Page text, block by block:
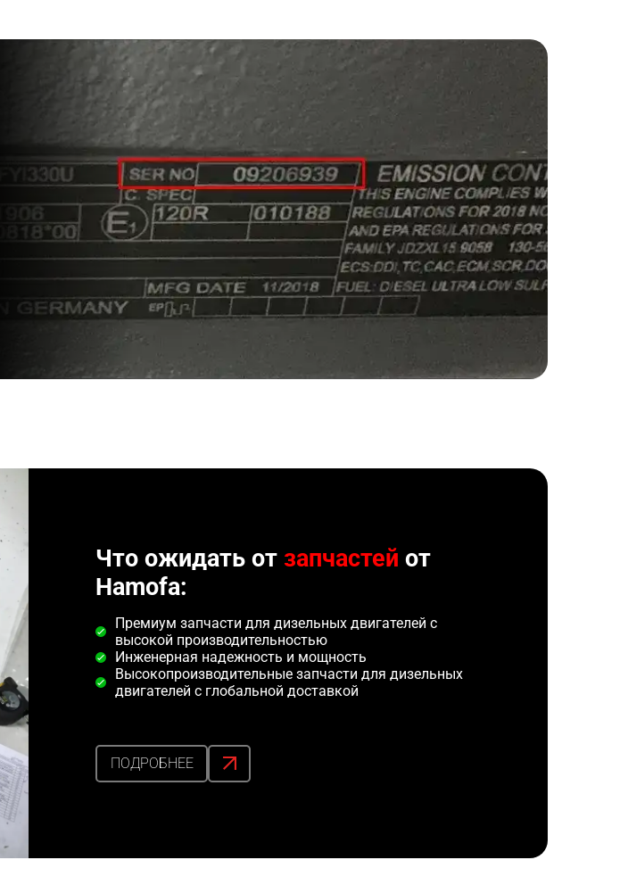
Что ожидать от запчастей от
Hamofa:
Премиум запчасти для дизельных двигателей с
высокой производительностью
Инженерная надежность и мощность
Высокопроизводительные запчасти для дизельных
двигателей с глобальной доставкой
ПОДРОБНЕЕ